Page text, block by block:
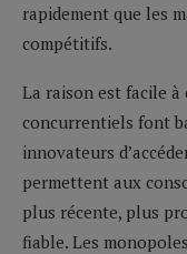
rapidement que les
compétitifs.
La raison est facile à
concurrentiels font
innovateurs
permettent aux
plus récente, plus
fiable. Les